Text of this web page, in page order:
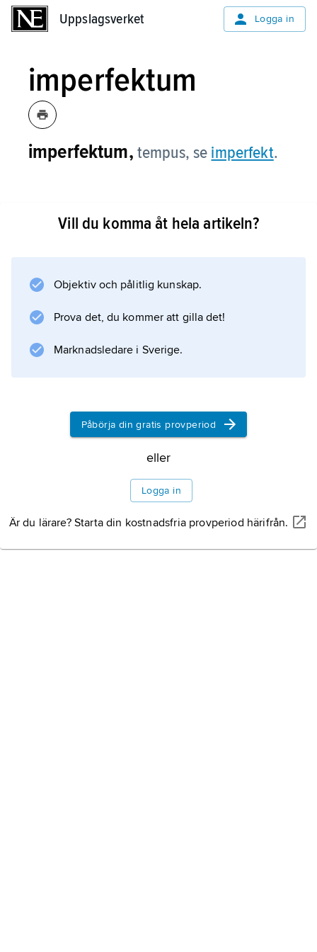
Uppslagsverket Logga in
imperfektum
imperfektum, tempus, se imperfekt.
Vill du komma åt hela artikeln?
Objektiv och pålitlig kunskap.
Prova det, du kommer att gilla det!
Marknadsledare i Sverige.
Påbörja din gratis provperiod
eller
Logga in
Är du lärare? Starta din kostnadsfria provperiod härifrån.